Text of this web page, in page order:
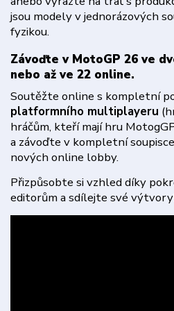
jsou modely v jednorázových
fyzikou.
Závoďte v MotoGP 26 ve
nebo až ve 22 online.
Soutěžte online s kompletní
platformního multiplayeru
hráčům, kteří mají hru
a závoďte v kompletní
nových online lobby.
Přizpůsobte si vzhled díky
editorům a sdílejte své